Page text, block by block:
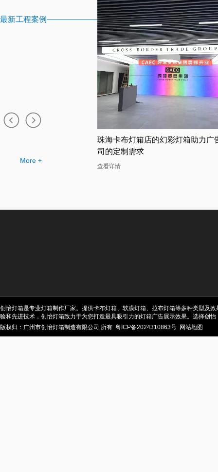
最新工程案例
More +
珠海卡布灯箱店的幻彩灯箱助力广
司的定制需求
查看详情
创怡灯箱是专业灯箱制作厂家。提供卡布灯箱、软膜灯箱、拉布灯箱等多种类型及
验和先进技术，创怡灯箱致力于为您打造最具吸引力的灯箱广告展示效果。选择创怡
版权归：广州市创怡灯箱制造有限公司 所有 粤ICP备2024310863号 网站地图